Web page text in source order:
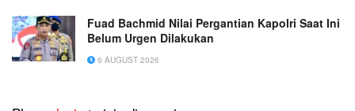
Fuad Bachmid Nilai Pergantian Kapolri Saat Ini
Belum Urgen Dilakukan
6 AUGUST 2026